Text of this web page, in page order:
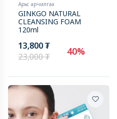
Арьс арчилгаа
GINKGO NATURAL
CLEANSING FOAM
120ml
13,800 ₮
23,000 ₮
40%